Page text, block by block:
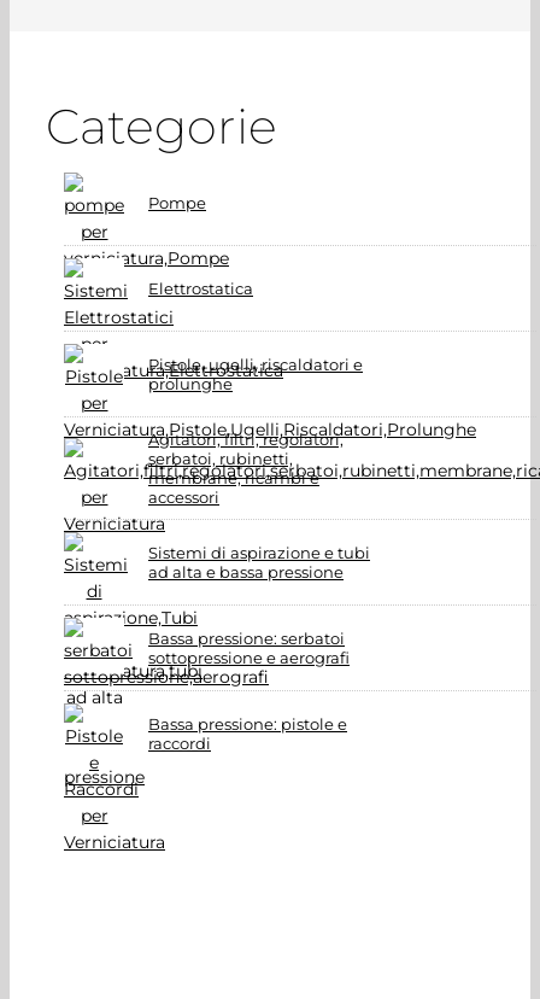
Categorie
Pompe
Elettrostatica
Pistole, ugelli, riscaldatori e
prolunghe
Agitatori, filtri, regolatori,
serbatoi, rubinetti,
membrane, ricambi e
accessori
Sistemi di aspirazione e tubi
ad alta e bassa pressione
Bassa pressione: serbatoi
sottopressione e aerografi
Bassa pressione: pistole e
raccordi